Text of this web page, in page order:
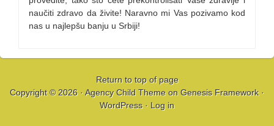
naučiti zdravo da živite! Naravno mi Vas pozivamo kod
nas u najlepšu banju u Srbiji!
Return to top of page
Copyright © 2026 · Agency Child Theme on Genesis Framework·
WordPress· Log in